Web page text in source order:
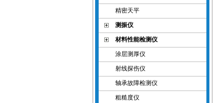
精密天平
测振仪
材料性能检测仪
涂层测厚仪
射线探伤仪
轴承故障检测仪
粗糙度仪